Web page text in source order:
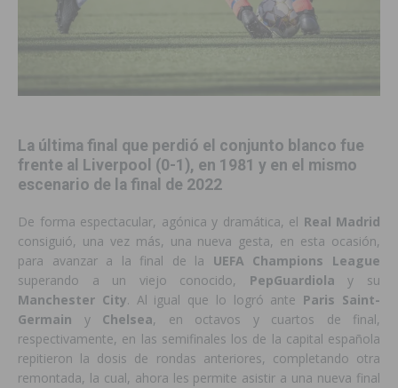
La última final que perdió el conjunto blanco fue
frente al Liverpool (0-1), en 1981 y en el mismo
escenario de la final de 2022
De forma espectacular, agónica y dramática, el Real Madrid
consiguió, una vez más, una nueva gesta, en esta ocasión,
para avanzar a la final de la UEFA Champions
League
superando a un viejo conocido, PepGuardiola y su
Manchester City. Al igual que lo logró ante Paris Saint-
Germain y Chelsea, en octavos y cuartos de final,
respectivamente, en las semifinales los de la capital española
repitieron la dosis de rondas anteriores, completando otra
remontada, la cual, ahora les permite asistir a una nueva final